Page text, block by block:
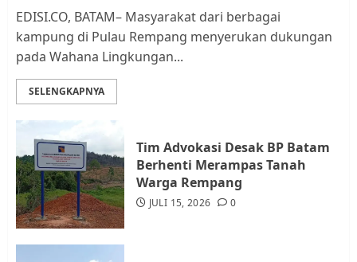
3
Kader Pajak jadi Penghubung
Pemerintah dan Masyarakat di
4
Datangi Pemko Batam, Warga
Rempang Protes Lahan Mereka
Diambil untuk Sekolah Rakyat
EDISI.CO, BATAM– Masyarakat dari berbagai
kampung di Pulau Rempang menyerukan dukungan
pada Wahana Lingkungan...
SELENGKAPNYA
Tim Advokasi Desak BP Batam
Berhenti Merampas Tanah
Warga Rempang
JULI 15, 2026 0